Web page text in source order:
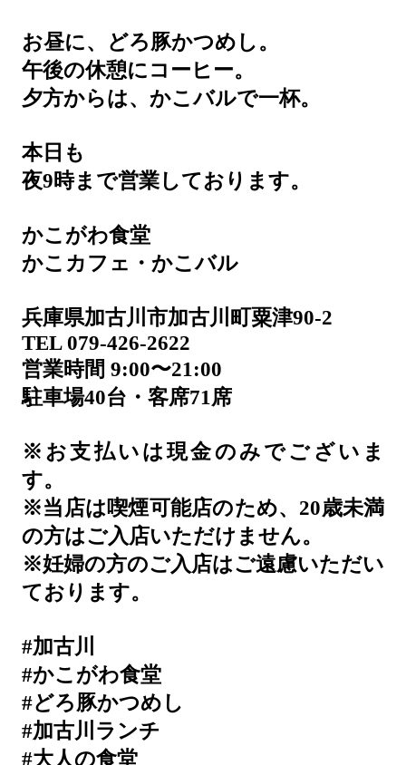
お昼に、どろ豚かつめし。
午後の休憩にコーヒー。
夕方からは、かこバルで一杯。
本日も
夜9時まで営業しております。
かこがわ食堂
かこカフェ・かこバル
兵庫県加古川市加古川町粟津90-2
TEL 079-426-2622
営業時間 9:00〜21:00
駐車場40台・客席71席
※お支払いは現金のみでございま
す。
※当店は喫煙可能店のため、20歳未満
の方はご入店いただけません。
※妊婦の方のご入店はご遠慮いただい
ております。
#加古川
#かこがわ食堂
#どろ豚かつめし
#加古川ランチ
#大人の食堂